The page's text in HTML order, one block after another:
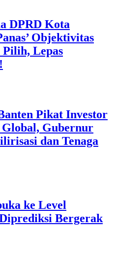
DPRD Kota
Objektivitas
Pilih, Lepas
Pikat Investor
Gubernur
dan Tenaga
ke Level
Bergerak